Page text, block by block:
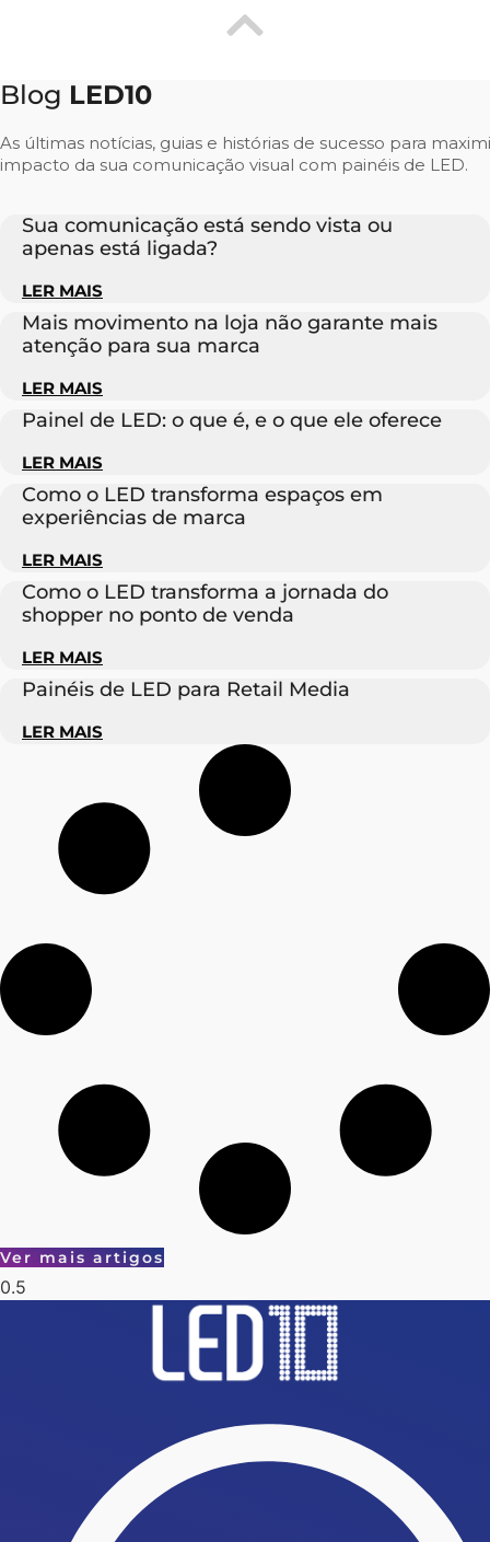
Blog LED10
As últimas notícias, guias e histórias de sucesso para
impacto da sua comunicação visual com painéis de LED.
Sua comunicação está sendo vista ou
apenas está ligada?
LER MAIS
Mais movimento na loja não garante mais
atenção para sua marca
LER MAIS
Painel de LED: o que é, e o que ele oferece
LER MAIS
Como o LED transforma espaços em
experiências de marca
LER MAIS
Como o LED transforma a jornada do
shopper no ponto de venda
LER MAIS
Painéis de LED para Retail Media
LER MAIS
Ver mais artigos